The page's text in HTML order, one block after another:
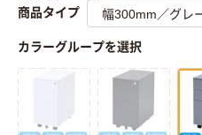
商品タイプ
カラーグループを選択